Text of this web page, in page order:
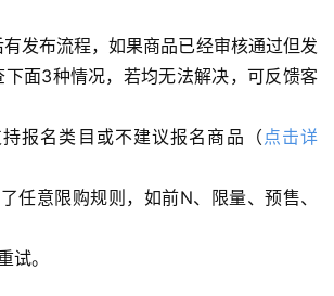
发布流程，如果商品已经审核通过但发
面3种情况，若均无法解决，可反馈客
报名类目或不建议报名商品（ 点击详
任意限购规则，如前N、限量、预售、
试。